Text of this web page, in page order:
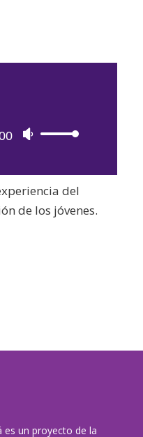
Utiliza
teclas
de
flecha
volumen.
del
de los jóvenes.
es un proyecto de la